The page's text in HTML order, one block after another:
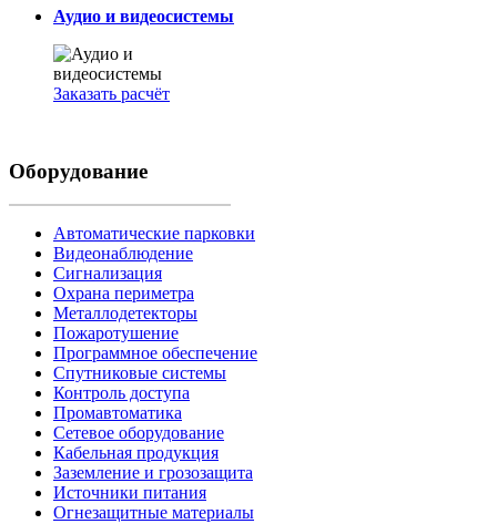
Аудио и видеосистемы
Заказать расчёт
Оборудование
Автоматические парковки
Видеонаблюдение
Сигнализация
Охрана периметра
Металлодетекторы
Пожаротушение
Программное обеспечение
Спутниковые системы
Контроль доступа
Промавтоматика
Сетевое оборудование
Кабельная продукция
Заземление и грозозащита
Источники питания
Огнезащитные материалы